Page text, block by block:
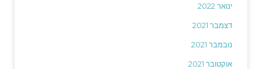
ינואר 2022
דצמבר 2021
נובמבר 2021
אוקטובר 2021